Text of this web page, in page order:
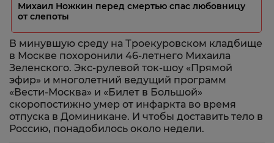
Михаил Ножкин перед смертью спас любовницу
от слепоты
В минувшую среду на Троекуровском кладбище
в Москве похоронили 46-летнего Михаила
Зеленского. Экс-рулевой ток-шоу «Прямой
эфир» и многолетний ведущий программ
«Вести-Москва» и «Билет в Большой»
скоропостижно умер от инфаркта во время
отпуска в Доминикане. И чтобы доставить тело в
Россию, понадобилось около недели.